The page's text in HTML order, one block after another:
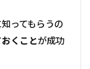
ってもらうの
くことが成功